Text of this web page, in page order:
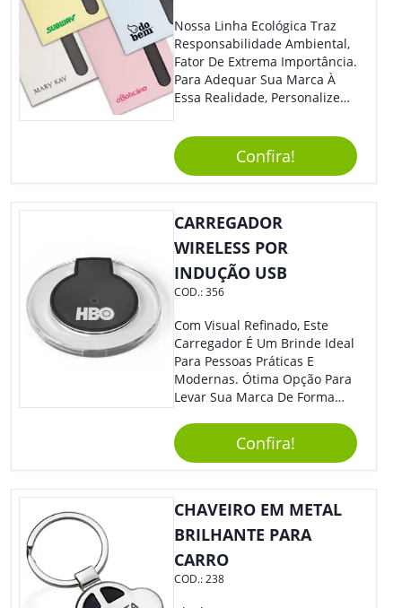
Nossa Linha Ecológica Traz
Responsabilidade Ambiental,
Fator De Extrema Importância.
Para Adequar Sua Marca À
Essa Realidade, Personalize
Anotações Com Post-It E
Caneta. Elaborado A Partir De
Material Reciclado, O Brinde
Também É Prático, Tornando-
Se Assim Excelente Para Uso
Cotidiano. Perfeito, Não É?!
Confira!
CARREGADOR
WIRELESS POR
INDUÇÃO USB
COD.:356
Com Visual Refinado, Este
Carregador É Um Brinde Ideal
Para Pessoas Práticas E
Modernas. Ótima Opção Para
Levar Sua Marca De Forma
Sua Empresa Em Eventos,
Reuniões Corporativas Ou Até
Mesmo Para Presentear
Colaboradores E Parceiros De
Sua Empresa.
Confira!
CHAVEIRO EM METAL
BRILHANTE PARA
CARRO
COD.:238